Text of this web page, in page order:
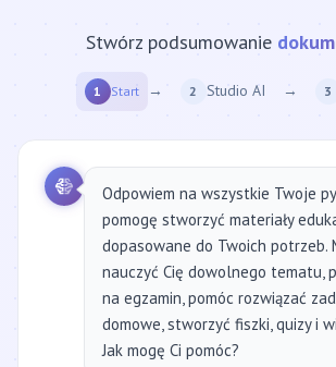
Stwórz podsumowanie strony
1 Start → 2 Studio AI → 3
Odpowiem na wszystkie Twoje
pomogę stworzyć materiały
dopasowane do Twoich potrzeb.
nauczyć Cię dowolnego tematu,
na egzamin, pomóc rozwiązać
domowe, stworzyć fiszki, quizy i
Jak mogę Ci pomóc?